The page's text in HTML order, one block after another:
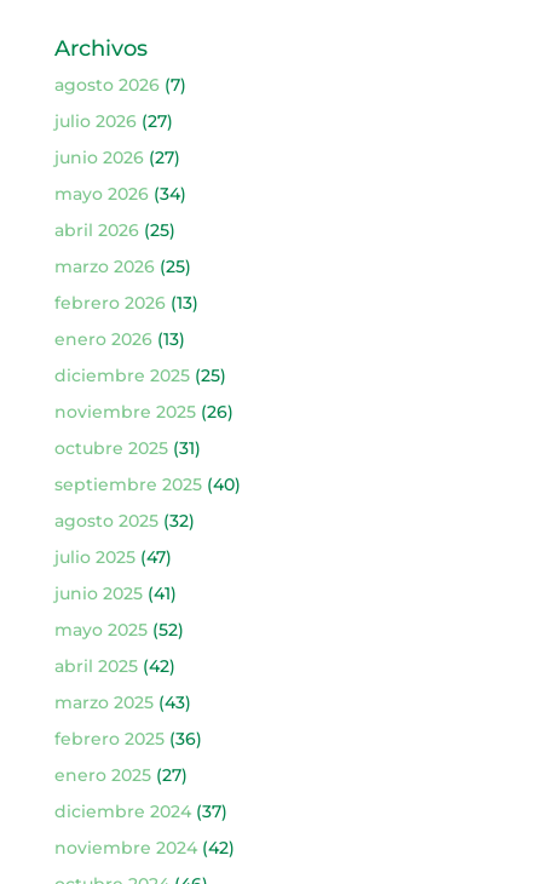
Archivos
agosto 2026(7)
julio 2026(27)
junio 2026(27)
mayo 2026(34)
abril 2026(25)
marzo 2026(25)
febrero 2026(13)
enero 2026(13)
diciembre 2025(25)
noviembre 2025(26)
octubre 2025(31)
septiembre 2025(40)
agosto 2025(32)
julio 2025(47)
junio 2025(41)
mayo 2025(52)
abril 2025(42)
marzo 2025(43)
febrero 2025(36)
enero 2025(27)
diciembre 2024(37)
noviembre 2024(42)